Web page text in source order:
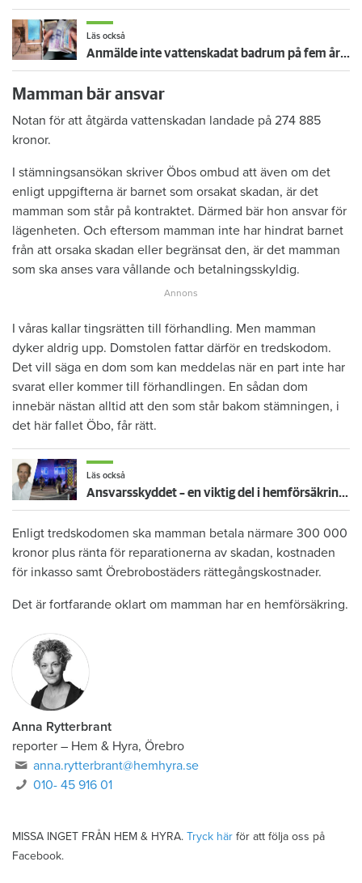
Läs också
Anmälde inte vattenskadat badrum på fem år – krävs på 125 000 kronor
Mamman bär ansvar
Notan för att åtgärda vattenskadan landade på 274 885
kronor.
I stämningsansökan skriver Öbos ombud att även om det
enligt uppgifterna är barnet som orsakat skadan, är det
mamman som står på kontraktet. Därmed bär hon ansvar för
lägenheten. Och eftersom mamman inte har hindrat barnet
från att orsaka skadan eller begränsat den, är det mamman
som ska anses vara vållande och betalningsskyldig.
I våras kallar tingsrätten till förhandling. Men mamman
dyker aldrig upp. Domstolen fattar därför en tredskodom.
Det vill säga en dom som kan meddelas när en part inte har
svarat eller kommer till förhandlingen. En sådan dom
innebär nästan alltid att den som står bakom stämningen, i
det här fallet Öbo, får rätt.
Läs också
Ansvarsskyddet – en viktig del i hemförsäkringen
Enligt tredskodomen ska mamman betala närmare 300 000
kronor plus ränta för reparationerna av skadan, kostnaden
för inkasso samt Örebrobostäders rättegångskostnader.
Det är fortfarande oklart om mamman har en hemförsäkring.
Anna Rytterbrant
reporter – Hem & Hyra, Örebro
anna.rytterbrant@hemhyra.se
010- 45 916 01
MISSA INGET FRÅN HEM & HYRA. Tryck här för att följa oss på
Facebook.